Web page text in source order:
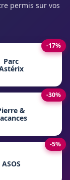
permis sur vos
-17%
Parc
-30%
&
-5%
ASOS